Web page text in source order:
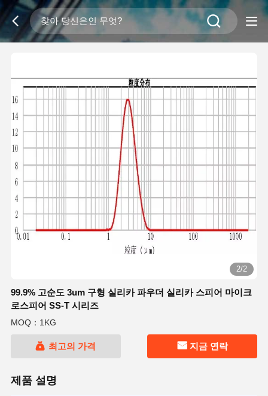
2/2
99.9% 고순도 3um 구형 실리카 파우더 실리카 스피어 마이크
로스피어 SS-T 시리즈
MOQ：1KG
최고의 가격 지금 연락
제품 설명